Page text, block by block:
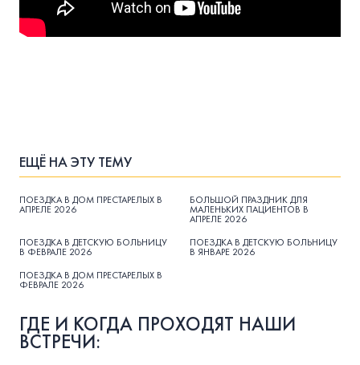
ЕЩЁ НА ЭТУ ТЕМУ
ПОЕЗДКА В ДОМ ПРЕСТАРЕЛЫХ В
АПРЕЛЕ 2026
БОЛЬШОЙ ПРАЗДНИК ДЛЯ
МАЛЕНЬКИХ ПАЦИЕНТОВ В
АПРЕЛЕ 2026
ПОЕЗДКА В ДЕТСКУЮ БОЛЬНИЦУ
В ФЕВРАЛЕ 2026
ПОЕЗДКА В ДЕТСКУЮ БОЛЬНИЦУ
В ЯНВАРЕ 2026
ПОЕЗДКА В ДОМ ПРЕСТАРЕЛЫХ В
ФЕВРАЛЕ 2026
ГДЕ И КОГДА ПРОХОДЯТ НАШИ
ВСТРЕЧИ: